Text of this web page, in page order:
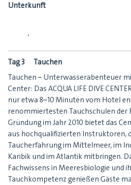
Unterkunft
,
Tag 3 Tauchen
Tauchen – Unterwasserabenteuer
Center: Das ACQUA LIFE DIVE
nur etwa 8–10 Minuten vom Hotel
renommiertesten Tauchschulen der
Gründung im Jahr 2010 bietet das
aus hochqualifizierten Instruktoren,
Taucherfahrung im Mittelmeer, im
Karibik und im Atlantik mitbringen.
Fachwissens in Meeresbiologie und
Tauchkompetenz genießen Gäste